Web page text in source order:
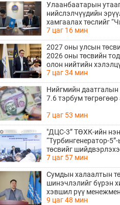
Улаанбаатарын
нийслэлчүүдийн
хамгаалах төслийг
баялгийн сан
хэрэгжүүлнэ
7 цаг 16 мин
2027 оны улсын
2026 оны төсвийн
олон нийтийн
7 цаг 34 мин
Нийгмийн даатгалын
7.6 тэрбум
7 цаг 53 мин
"ДЦС-3” ТӨХК-ийн
“Турбингенератор-
төсвийг
7 цаг 57 мин
Сумдын халаалтын
шинэчлэлийг бүрэн
хэвшил рүү
шилжүүлсэн гэдгийг
9 цаг 48 мин